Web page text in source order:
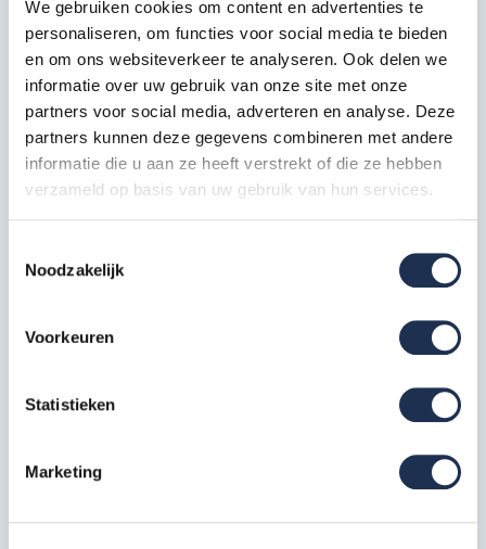
We gebruiken cookies om content en advertenties te
personaliseren, om functies voor social media te bieden
en om ons websiteverkeer te analyseren. Ook delen we
informatie over uw gebruik van onze site met onze
partners voor social media, adverteren en analyse. Deze
partners kunnen deze gegevens combineren met andere
informatie die u aan ze heeft verstrekt of die ze hebben
verzameld op basis van uw gebruik van hun services.
Noodzakelijk
Voorkeuren
Statistieken
Marketing
Opbergmaat: 36 x 100 x 197 cm
aluminium en universeel
Snel op te bouwen en compact in opslag
Zeer licht en wendbaar in gebruik
Opbouwtijd: 2 minuten
Wat is de betekenis van werkhoogte?
Met de term werkhoogte wordt bedoelt de hoogte waarop u
kunt werken als u op het platform staat.
meter = werkhoogte.
Dit is een schatting en kan iets afwijken van de werkelijke